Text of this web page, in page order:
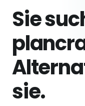
Sie
sie.